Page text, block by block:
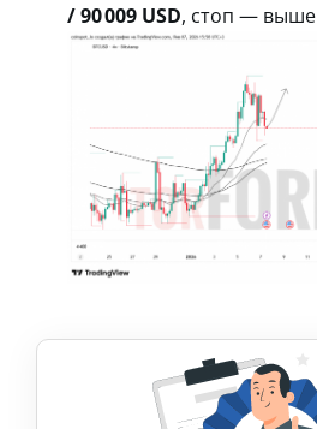
/ 90 009 USD, стоп — выше